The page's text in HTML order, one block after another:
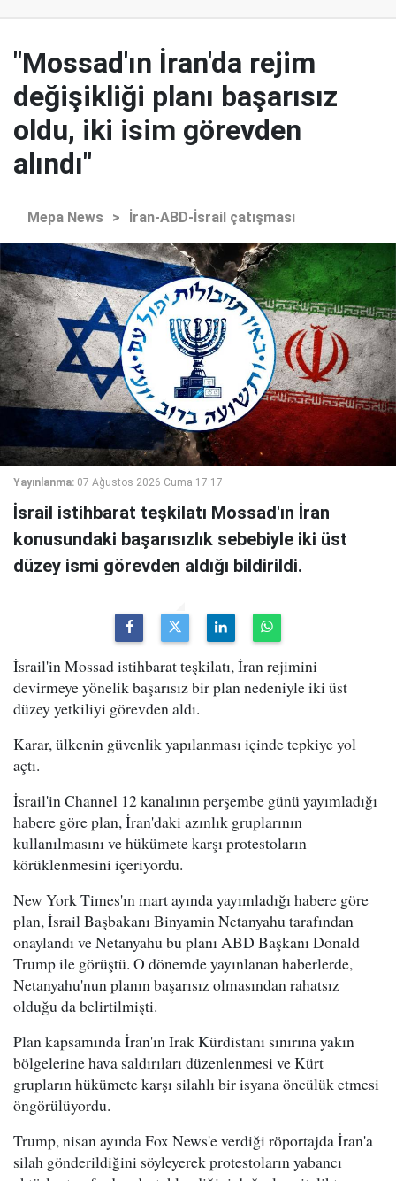
"Mossad'ın İran'da rejim
değişikliği planı başarısız
oldu, iki isim görevden
alındı"
Mepa News > İran-ABD-İsrail çatışması
Yayınlanma: 07 Ağustos 2026 Cuma 17:17
İsrail istihbarat teşkilatı Mossad'ın İran
konusundaki başarısızlık sebebiyle iki üst
düzey ismi görevden aldığı bildirildi.
İsrail'in Mossad istihbarat teşkilatı, İran rejimini
devirmeye yönelik başarısız bir plan nedeniyle iki üst
düzey yetkiliyi görevden aldı.
Karar, ülkenin güvenlik yapılanması içinde tepkiye yol
açtı.
İsrail'in Channel 12 kanalının perşembe günü yayımladığı
habere göre plan, İran'daki azınlık gruplarının
kullanılmasını ve hükümete karşı protestoların
körüklenmesini içeriyordu.
New York Times'ın mart ayında yayımladığı habere göre
plan, İsrail Başbakanı Binyamin Netanyahu tarafından
onaylandı ve Netanyahu bu planı ABD Başkanı Donald
Trump ile görüştü. O dönemde yayınlanan haberlerde,
Netanyahu'nun planın başarısız olmasından rahatsız
olduğu da belirtilmişti.
Plan kapsamında İran'ın Irak Kürdistanı sınırına yakın
bölgelerine hava saldırıları düzenlenmesi ve Kürt
grupların hükümete karşı silahlı bir isyana öncülük etmesi
öngörülüyordu.
Trump, nisan ayında Fox News'e verdiği röportajda İran'a
silah gönderildiğini söyleyerek protestoların yabancı